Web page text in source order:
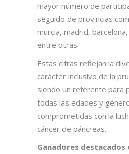
mayor número de
seguido de provincias
murcia, madrid,
entre otras.
Estas cifras reflejan la
carácter inclusivo de la
siendo un referente para
todas las edades y
comprometidas con la
cáncer de páncreas.
Ganadores destacados